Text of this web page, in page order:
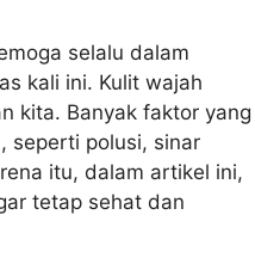
selalu dalam
kali ini. Kulit wajah
kita. Banyak faktor yang
seperti polusi, sinar
itu, dalam artikel ini,
tetap sehat dan